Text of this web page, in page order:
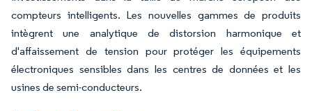
compteurs intelligents. Les nouvelles gammes de produits
intègrent une analytique de distorsion harmonique et
d'affaissement de tension pour protéger les équipements
électroniques sensibles dans les centres de données et les
usines de semi-conducteurs.